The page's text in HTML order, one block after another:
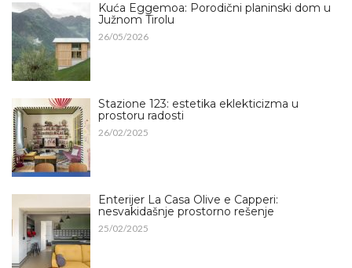
Kuća Eggemoa: Porodični planinski dom u
Južnom Tirolu
26/05/2026
Stazione 123: estetika eklekticizma u
prostoru radosti
26/02/2025
Enterijer La Casa Olive e Capperi:
nesvakidašnje prostorno rešenje
25/02/2025